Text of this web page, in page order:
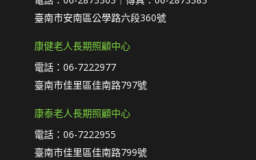
臺南市安南區公學路六段360號
康健老人長期照顧中心
電話：06-7222977
臺南市佳里區佳南路797號
康泰老人長期照顧中心
電話：06-7222955
臺南市佳里區佳南路799號